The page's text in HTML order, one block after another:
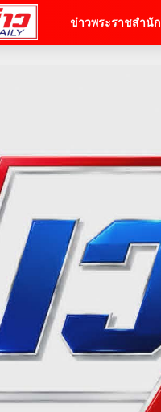
ข่าวพระราชสำนัก